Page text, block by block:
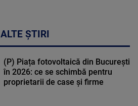
ALTE ȘTIRI
(P) Piața fotovoltaică din București
în 2026: ce se schimbă pentru
proprietarii de case și firme